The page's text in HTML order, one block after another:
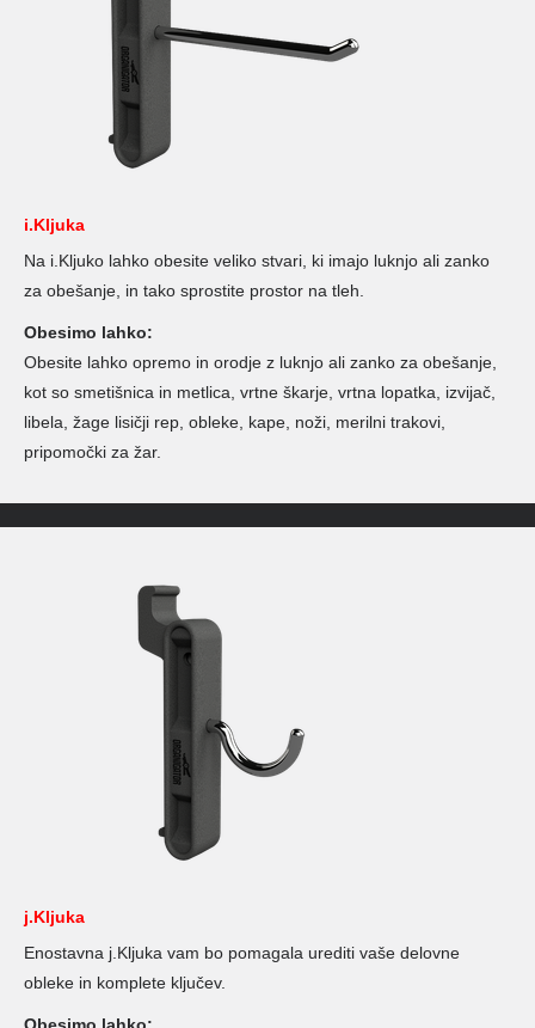
i.Kljuka
Na i.Kljuko lahko obesite veliko stvari, ki imajo luknjo ali zanko
za obešanje, in tako sprostite prostor na tleh.
Obesimo lahko:
Obesite lahko opremo in orodje z luknjo ali zanko za obešanje,
kot so smetišnica in metlica, vrtne škarje, vrtna lopatka, izvijač,
libela, žage lisičji rep, obleke, kape, noži, merilni trakovi,
pripomočki za žar.
j.Kljuka
Enostavna j.Kljuka vam bo pomagala urediti vaše delovne
obleke in komplete ključev.